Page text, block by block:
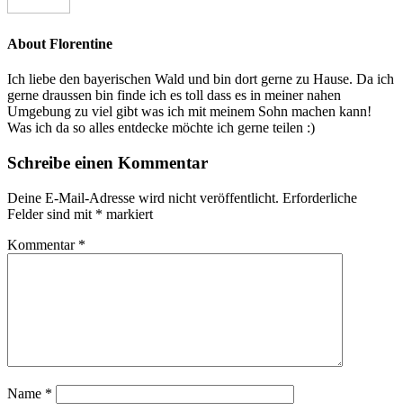
About Florentine
Ich liebe den bayerischen Wald und bin dort gerne zu Hause. Da ich
gerne draussen bin finde ich es toll dass es in meiner nahen
Umgebung zu viel gibt was ich mit meinem Sohn machen kann!
Was ich da so alles entdecke möchte ich gerne teilen :)
Schreibe einen Kommentar
Deine E-Mail-Adresse wird nicht veröffentlicht. Erforderliche
Felder sind mit * markiert
Kommentar *
Name *